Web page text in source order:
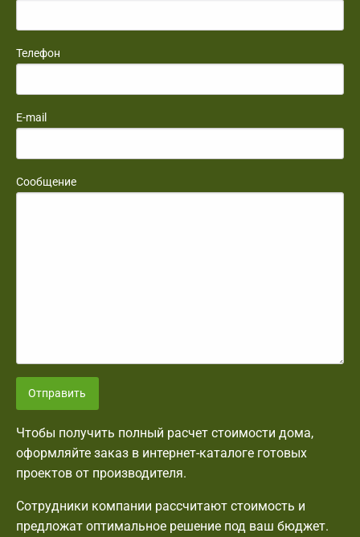
Телефон
E-mail
Сообщение
Отправить
Чтобы получить полный расчет стоимости дома,
оформляйте заказ в интернет-каталоге готовых
проектов от производителя.
Сотрудники компании рассчитают стоимость и
предложат оптимальное решение под ваш бюджет.